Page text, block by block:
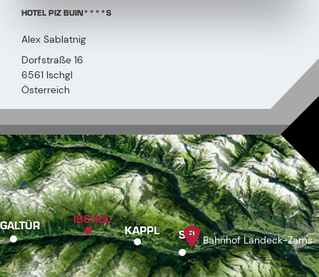
HOTEL PIZ BUIN****S
Alex Sablatnig
Dorfstraße 16
6561 Ischgl
Österreich
GALTÜR ISCHGL
KAPPL SEE Bahnhof Landeck-Zams